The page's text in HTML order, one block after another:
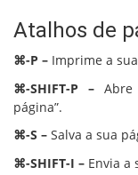
Atalhos de
⌘-P – Imprime a
⌘-SHIFT-P –
página”.
⌘-S – Salva a sua
⌘-SHIFT-I – Envia a